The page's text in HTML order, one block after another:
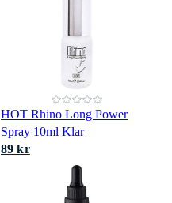
HOT Rhino Long Power
Spray 10ml Klar
89 kr